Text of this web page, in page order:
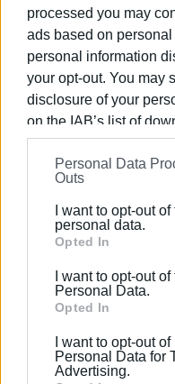
processed you may
ads based on
personal information
your opt-out. You may
disclosure of your
on the IAB’s list of
information may also
on theIAB’s List of
further disclose it to
Please note that this
Google services and
behaviour. You may
Google and its third-
section.
Personal Data
Outs
I want to opt-out
personal data.
Opted In
I want to opt-out
Personal Data.
Opted In
I want to opt-out
Personal Data for
Advertising.
ΚΕΔΑΣΥ Kεφαλονιάς
Ταχ. Δ/νση: Γ.
28100
2671027475
Οι ενδιαφερόμενοι
στο παραπάνω
μπορούν να στέλνουν
καθημερινά και
φοίτησης, τηλέφωνο/e-
δυνατή μέσω
σημειώνοντας